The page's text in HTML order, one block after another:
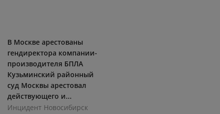
В Москве арестованы
гендиректора компании-
производителя БПЛА
Кузьминский районный
суд Москвы арестовал
действующего и...
Инцидент Новосибирск